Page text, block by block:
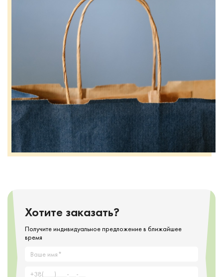
Хотите заказать?
Получите индивидуальное предложение в ближайшее
время